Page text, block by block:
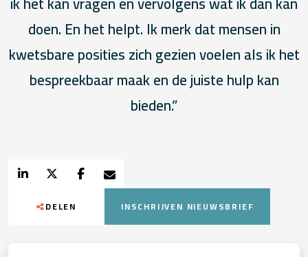
doen. En het helpt. Ik merk dat mensen in
kwetsbare posities zich gezien voelen als ik het
bespreekbaar maak en de juiste hulp kan
bieden.”
DELEN INSCHRIJVEN NIEUWSBRIEF